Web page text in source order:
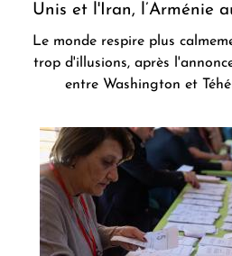
Unis et l'Iran, l’Arménie
Le monde respire plus
trop d'illusions, après
entre Washington et